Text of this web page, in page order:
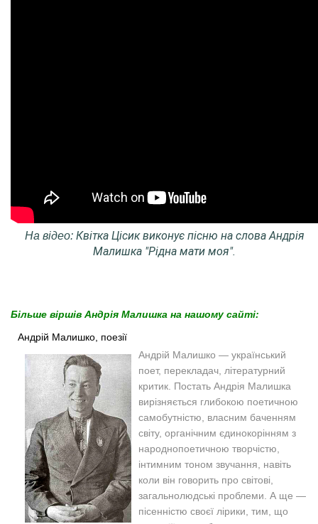
На відео: Квітка Цісик виконує пісню на слова Андрія
Малишка "Рідна мати моя".
Більше віршів Андрія Малишка на нашому сайті:
Андрій Малишко, поезії
Андрій Малишко — український
поет, перекладач, літературний
критик. Постать Андрія Малишка
вирізняється глибокою поетичною
самобутністю, власним баченням
світу, органічним єдинокорінням з
народнопоетичною творчістю,
інтимним тоном звучання, навіть
коли він говорить про світові,
загальнолюдські проблеми. А ще —
пісенністю своєї лірики, тим, що